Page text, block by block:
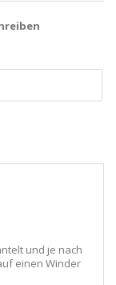
und je nach
einen Winder